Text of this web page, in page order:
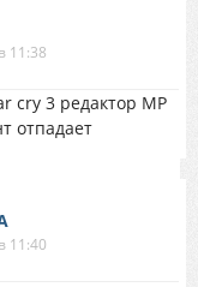
11:38
cry 3 редактор MP
отпадает
11:40